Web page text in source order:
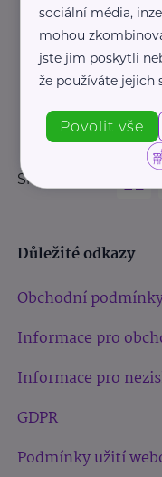
Sledujte nás:
Důležité odkazy
Obchodní
Informace pro
Informace pro
GDPR
Podmínky užití
sociální média,
mohou
jste jim poskytli
že používáte jejich
Povolit vše